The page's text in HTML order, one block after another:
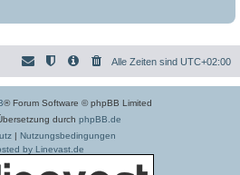
Alle Zeiten sind UTC+02:00
® Forum Software © phpBB Limited
durch phpBB.de
| Nutzungsbedingungen
by Linevast.de